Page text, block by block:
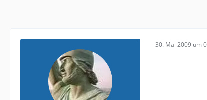
30. Mai 2009 um